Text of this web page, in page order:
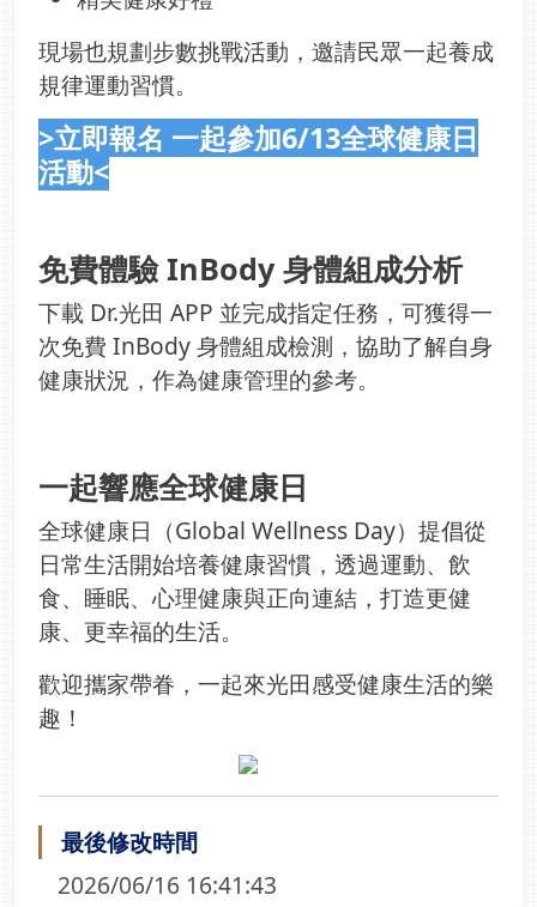
現場也規劃步數挑戰活動，邀請民眾一起養成
規律運動習慣。
>立即報名 一起參加6/13全球健康日
活動<
免費體驗 InBody 身體組成分析
下載 Dr.光田 APP 並完成指定任務，可獲得一
次免費 InBody 身體組成檢測，協助了解自身
健康狀況，作為健康管理的參考。
一起響應全球健康日
全球健康日（Global Wellness Day）提倡從
日常生活開始培養健康習慣，透過運動、飲
食、睡眠、心理健康與正向連結，打造更健
康、更幸福的生活。
歡迎攜家帶眷，一起來光田感受健康生活的樂
趣！
最後修改時間
2026/06/16 16:41:43